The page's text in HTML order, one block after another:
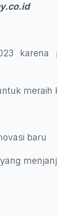
karena
meraih
baru